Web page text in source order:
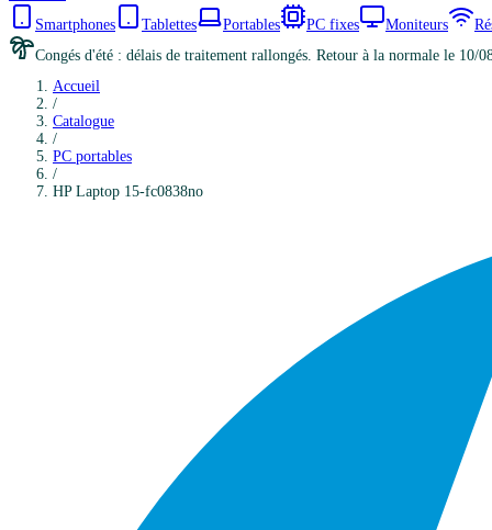
Smartphones Tablettes Portables PC fixes Moniteurs
Congés d'été : délais de traitement rallongés. Retour à la normale le 10/
Accueil
/
Catalogue
/
PC portables
/
HP Laptop 15-fc0838no